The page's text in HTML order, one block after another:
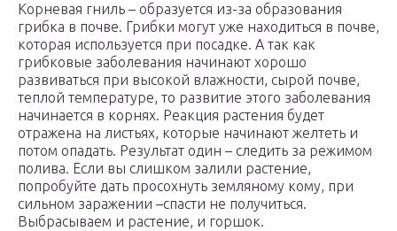
Корневая гниль – образуется из-за образования
грибка в почве. Грибки могут уже находиться в почве,
которая используется при посадке. А так как
грибковые заболевания начинают хорошо
развиваться при высокой влажности, сырой почве,
теплой температуре, то развитие этого заболевания
начинается в корнях. Реакция растения будет
отражена на листьях, которые начинают желтеть и
потом опадать. Результат один – следить за режимом
полива. Если вы слишком залили растение,
попробуйте дать просохнуть земляному кому, при
сильном заражении –спасти не получиться.
Выбрасываем и растение, и горшок.